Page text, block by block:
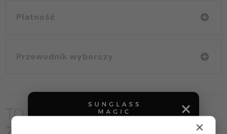
Płatność
Przewodnik wyborczy
TO MOŻE CIĘ RÓWNIEŻ
×